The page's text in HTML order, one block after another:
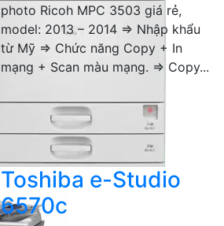
photo Ricoh MPC 3503 giá rẻ,
model: 2013 – 2014 => Nhập khẩu
từ Mỹ => Chức năng Copy + In
mạng + Scan màu mạng. => Copy...
Toshiba e-Studio
6570c